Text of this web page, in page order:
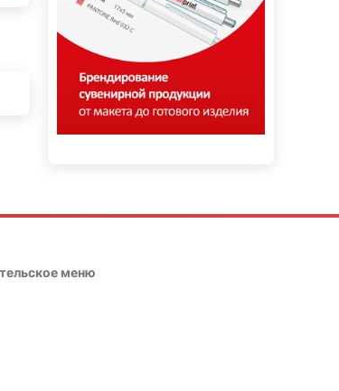
меню